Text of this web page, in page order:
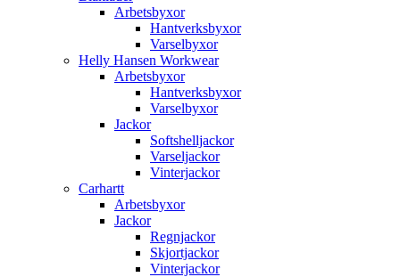
Arbetsbyxor
Hantverksbyxor
Varselbyxor
Helly Hansen Workwear
Arbetsbyxor
Hantverksbyxor
Varselbyxor
Jackor
Softshelljackor
Varseljackor
Vinterjackor
Carhartt
Arbetsbyxor
Jackor
Regnjackor
Skjortjackor
Vinterjackor